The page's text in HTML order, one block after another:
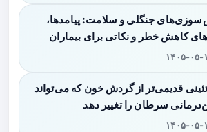
جنگلی و سلامت: پیامدها،
کاهش خطر و نکاتی برای بیماران
۰۵-۱۸
قدیمی‌تر از گردش خون که می‌تواند
سرطان را تغییر دهد
۰۵-۱۸